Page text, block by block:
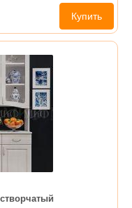
Купить